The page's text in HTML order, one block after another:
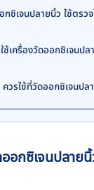
กซิเจนปลายนิ้ว ใช้ตรว
ช้เครื่องวัดออกซิเจนป
ควรใช้ที่วัดออกซิเจนปล
อกซิเจนปลาย